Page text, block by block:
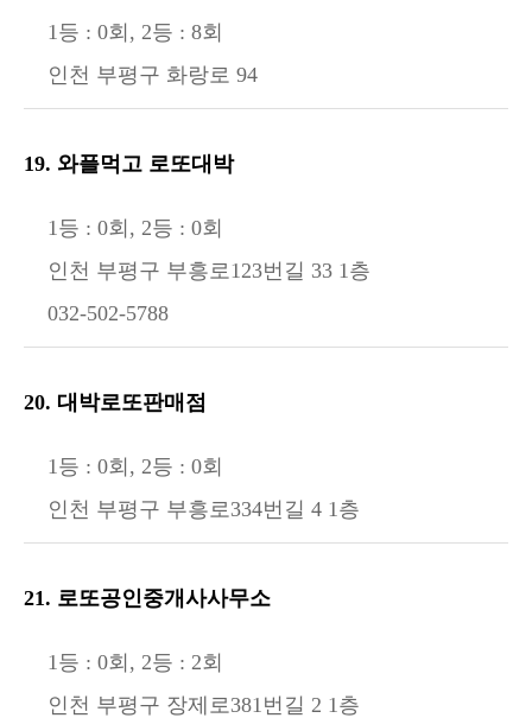
1등 : 0회, 2등 : 8회
인천 부평구 화랑로 94
19. 와플먹고 로또대박
1등 : 0회, 2등 : 0회
인천 부평구 부흥로123번길 33 1층
032-502-5788
20. 대박로또판매점
1등 : 0회, 2등 : 0회
인천 부평구 부흥로334번길 4 1층
21. 로또공인중개사사무소
1등 : 0회, 2등 : 2회
인천 부평구 장제로381번길 2 1층